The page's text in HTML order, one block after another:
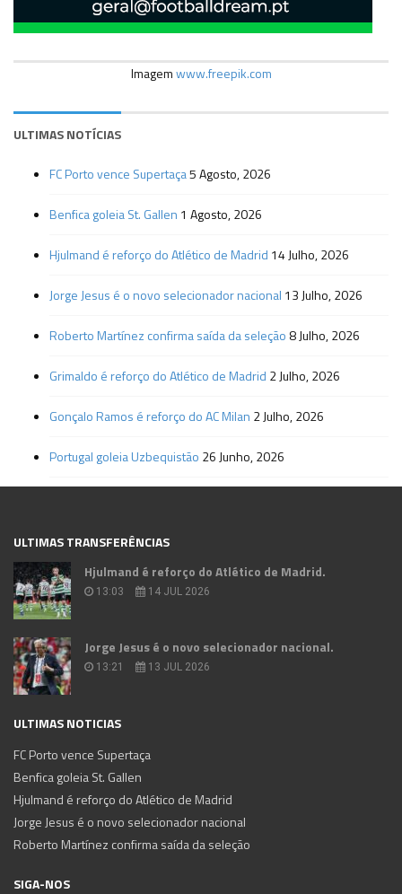
Imagemwww.freepik.com
ULTIMAS NOTÍCIAS
FC Porto vence Supertaça5 Agosto, 2026
Benfica goleia St. Gallen 1 Agosto, 2026
Hjulmand é reforço do Atlético de Madrid 14 Julho, 2026
Jorge Jesus é o novo selecionador nacional 13 Julho, 2026
Roberto Martínez confirma saída da seleção 8 Julho, 2026
Grimaldo é reforço do Atlético de Madrid 2 Julho, 2026
Gonçalo Ramos é reforço do AC Milan 2 Julho, 2026
Portugal goleia Uzbequistão 26 Junho, 2026
ULTIMAS TRANSFERÊNCIAS
Hjulmand é reforço do Atlético de Madrid.
13:03 14 JUL 2026
Jorge Jesus é o novo selecionador nacional.
13:21 13 JUL 2026
ULTIMAS NOTICIAS
FC Porto vence Supertaça
Benfica goleia St. Gallen
Hjulmand é reforço do Atlético de Madrid
Jorge Jesus é o novo selecionador nacional
Roberto Martínez confirma saída da seleção
SIGA-NOS